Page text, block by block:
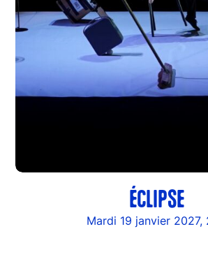
ÉCLIPSE
Mardi 19 janvier 2027,